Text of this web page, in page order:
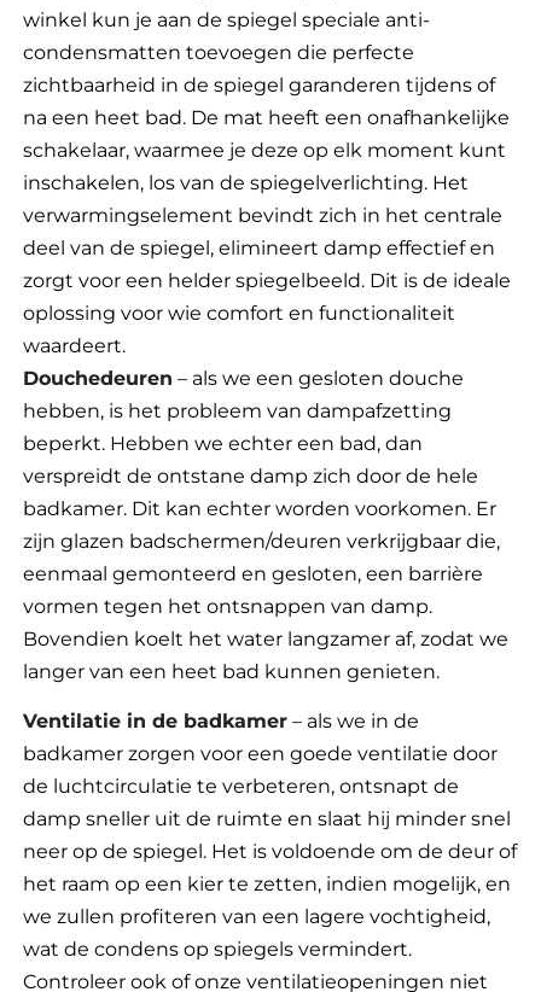
winkel kun je aan de spiegel speciale anti-
condensmatten toevoegen die perfecte
zichtbaarheid in de spiegel garanderen tijdens of
na een heet bad. De mat heeft een onafhankelijke
schakelaar, waarmee je deze op elk moment kunt
inschakelen, los van de spiegelverlichting. Het
verwarmingselement bevindt zich in het centrale
deel van de spiegel, elimineert damp effectief en
zorgt voor een helder spiegelbeeld. Dit is de ideale
oplossing voor wie comfort en functionaliteit
waardeert.
Douchedeuren – als we een gesloten douche
hebben, is het probleem van dampafzetting
beperkt. Hebben we echter een bad, dan
verspreidt de ontstane damp zich door de hele
badkamer. Dit kan echter worden voorkomen. Er
zijn glazen badschermen/deuren verkrijgbaar die,
eenmaal gemonteerd en gesloten, een barrière
vormen tegen het ontsnappen van damp.
Bovendien koelt het water langzamer af, zodat we
langer van een heet bad kunnen genieten.
Ventilatie in de badkamer – als we in de
badkamer zorgen voor een goede ventilatie door
de luchtcirculatie te verbeteren, ontsnapt de
damp sneller uit de ruimte en slaat hij minder snel
neer op de spiegel. Het is voldoende om de deur of
het raam op een kier te zetten, indien mogelijk, en
we zullen profiteren van een lagere vochtigheid,
wat de condens op spiegels vermindert.
Controleer ook of onze ventilatieopeningen niet